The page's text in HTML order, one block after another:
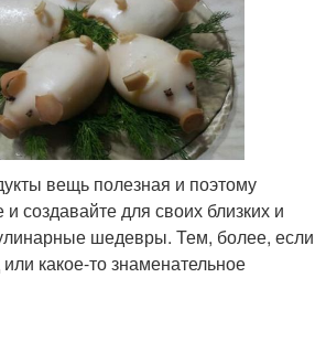
вещь полезная и поэтому
создавайте для своих близких и
шедевры. Тем, более, если
какое-то знаменательное